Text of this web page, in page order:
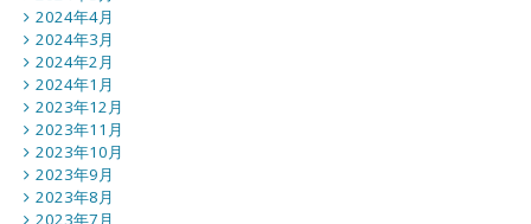
2024年4月
2024年3月
2024年2月
2024年1月
2023年12月
2023年11月
2023年10月
2023年9月
2023年8月
2023年7月